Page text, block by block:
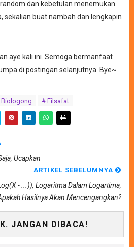
dan kebetulan menemukan
sekalian buat nambah dan lengkapin
aye kali ini. Semoga bermanfaat
di postingan selanjutnya. Bye~
# Filsafat
Ucapkan
ARTIKEL SEBELUMNYA
- ...)), Logaritma Dalam Logartima,
Hasilnya Akan Mencengangkan?
JANGAN DIBACA!